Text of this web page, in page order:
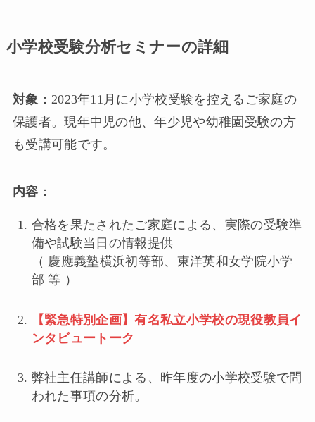
小学校受験分析セミナーの詳細
対象 ：2023年11月に小学校受験を控えるご家庭の
保護者。現年中児の他、年少児や幼稚園受験の方
も受講可能です。
内容 ：
合格を果たされたご家庭による、実際の受験準
備や試験当日の情報提供
（ 慶應義塾横浜初等部、東洋英和女学院小学
部 等 ）
【緊急特別企画】有名私立小学校の現役教員イ
ンタビュートーク
弊社主任講師による、昨年度の小学校受験で問
われた事項の分析。